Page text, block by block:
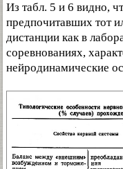
Из табл. 5 и 6 видно,
предпочитавших тот
дистанции как в
соревнованиях,
нейродинамические